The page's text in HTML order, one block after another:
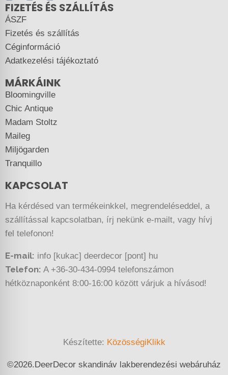
FIZETÉS ÉS SZÁLLÍTÁS
ÁSZF
Fizetés és szállítás
Céginformáció
Adatkezelési tájékoztató
MÁRKÁINK
Bloomingville
Chic Antique
Madam Stoltz
Maileg
Miljögarden
Tranquillo
KAPCSOLAT
Ha kérdésed van termékeinkkel, megrendeléseddel, a
szállítással kapcsolatban, írj nekünk e-mailt, vagy hívj
fel telefonon!
E-mail: info [kukac] deerdecor [pont] hu
Telefon: A +36-30-434-0994 telefonszámon
hétköznaponként 8:00-16:00 között várjuk a hívásod!
Készítette: KözösségiKlikk
©2026.DeerDecor skandináv lakberendezési webáruház